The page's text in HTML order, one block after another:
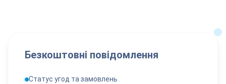
Безкоштовні повідомлення
Статус угод та замовлень